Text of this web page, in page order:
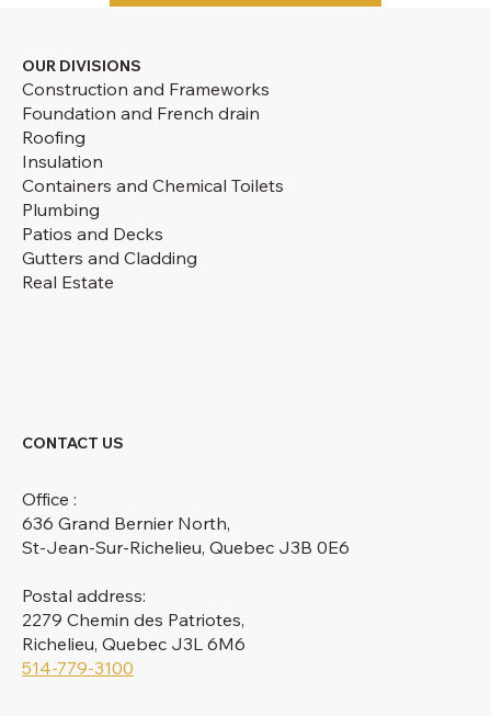
OUR DIVISIONS
Construction and Frameworks
Foundation and French drain
Roofing
Insulation
Containers and Chemical Toilets
Plumbing
Patios and Decks
Gutters and Cladding
Real Estate
CONTACT US
Office :
636 Grand Bernier North,
St-Jean-Sur-Richelieu, Quebec J3B 0E6
Postal address:
2279 Chemin des Patriotes,
Richelieu, Quebec J3L 6M6
514-779-3100